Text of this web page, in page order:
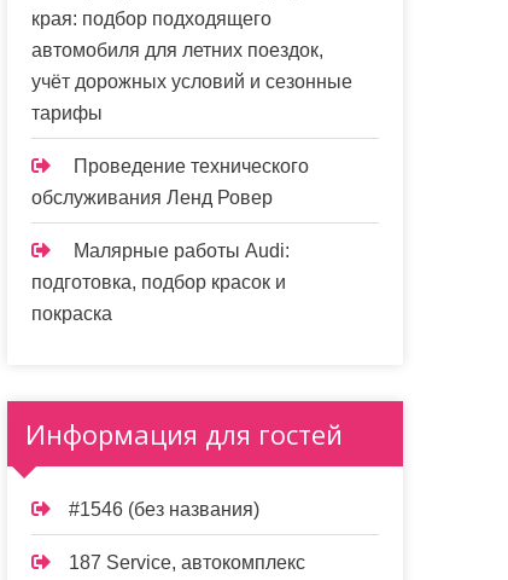
края: подбор подходящего
автомобиля для летних поездок,
учёт дорожных условий и сезонные
тарифы
Проведение технического
обслуживания Ленд Ровер
Малярные работы Audi:
подготовка, подбор красок и
покраска
Информация для гостей
#1546 (без названия)
187 Service, автокомплекс